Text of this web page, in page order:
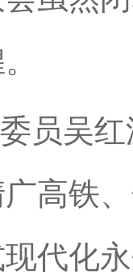
员吴
高铁
代化